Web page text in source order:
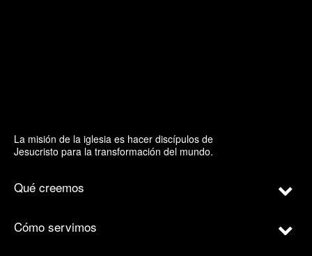
La misión de la iglesia es hacer discípulos de
Jesucristo para la transformación del mundo.
Qué creemos
Cómo servimos